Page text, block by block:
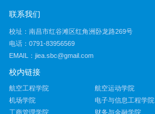
国政府采购法实施条例》第十一条也明
给予的赠品、回扣或者与采购无关的其他
商品、服务。87号令第六十条规定，评标
委员会认为投标人的报价明显低于其他通
过符合性审查投标人的报价，...
联系我们
校址：南昌市红谷滩区红角洲卧龙路269号
电话：0791-83956569
EMAIL：jiea.sbc@gmail.com
校内链接
航空工程学院
航空运动学院
机场学院
电子与信息工程学院
工商管理学院
财务与金融学院